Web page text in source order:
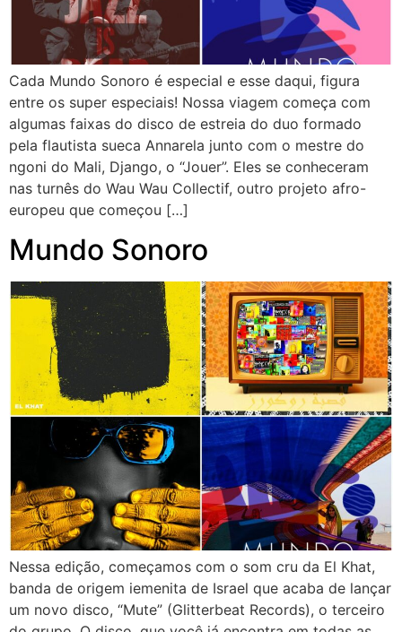
Cada Mundo Sonoro é especial e esse daqui, figura
entre os super especiais! Nossa viagem começa com
algumas faixas do disco de estreia do duo formado
pela flautista sueca Annarela junto com o mestre do
ngoni do Mali, Django, o “Jouer”. Eles se conheceram
nas turnês do Wau Wau Collectif, outro projeto afro-
europeu que começou […]
Mundo Sonoro
Nessa edição, começamos com o som cru da El Khat,
banda de origem iemenita de Israel que acaba de lançar
um novo disco, “Mute” (Glitterbeat Records), o terceiro